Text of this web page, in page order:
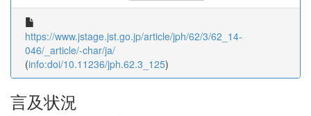
https://www.jstage.jst.go.jp/article/jph/62/3/62_14-
046/_article/-char/ja/
(info:doi/10.11236/jph.62.3_125)
言及状況